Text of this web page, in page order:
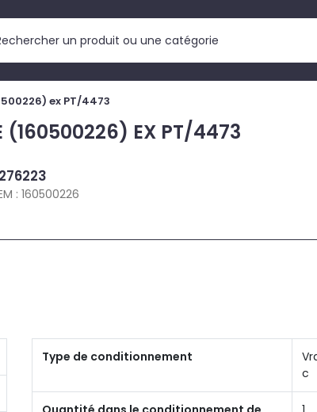
ex PT/4473
(160500226) EX PT/4473
: 160500226
Type de conditionnement
c